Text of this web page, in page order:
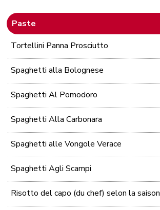
Paste
Tortellini Panna Prosciutto
Spaghetti alla Bolognese
Spaghetti Al Pomodoro
Spaghetti Alla Carbonara
Spaghetti alle Vongole Verace
Spaghetti Agli Scampi
Risotto del capo (du chef) selon la saison